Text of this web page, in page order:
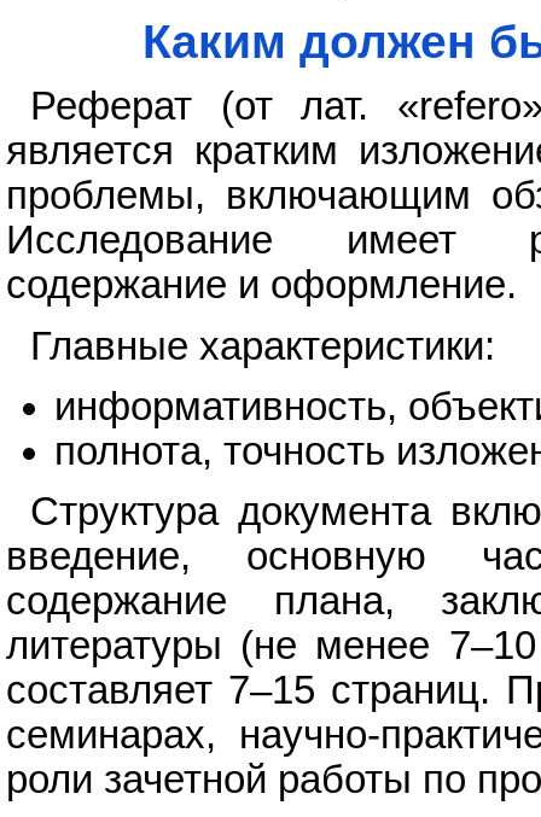
Каким должен
Реферат (от лат.
является кратким
проблемы, включающим
Исследование имеет
содержание и оформление.
Главные характеристики:
информативность,
полнота, точность
Структура документа
введение, основную
содержание плана,
литературы (не менее
составляет 7–15 страниц.
семинарах, научно-
роли зачетной работы по